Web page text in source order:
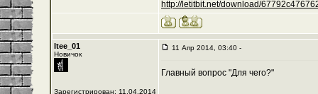
http://letitbit.net/download/
Itee_01
Новичок
Зарегистрирован: 11.04.2014
11 Апр 2014, 03:40 -
Главный вопрос "Для чего?"